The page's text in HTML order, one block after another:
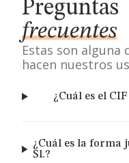
Preguntas
frecuentes
Estas son alguna
hacen nuestros
¿Cuál es el
¿Cuál es la forma
Sl.?